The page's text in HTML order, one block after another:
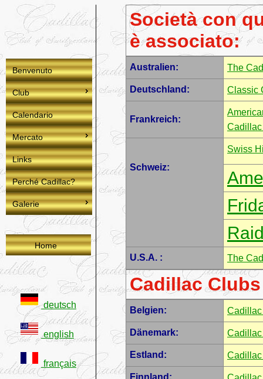
Benvenuto
Club
Calendario
Mercato
Links
Perché Cadillac?
Galerie
Home
deutsch
english
français
Società con
è associato:
Australien: The
Deutschland: Classic
Frankreich:
Schweiz:
Swiss
U.S.A. : The
Cadillac Clubs
Belgien:
Dänemark:
Estland:
Finnland: